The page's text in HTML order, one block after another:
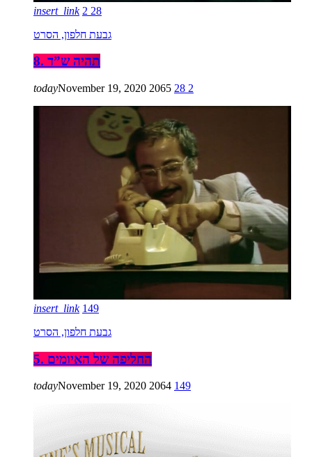
insert_link 2 28
גבעת חלפון, הסרט
8. תהיה ש”ד
todayNovember 19, 2020 2065 28 2
insert_link 149
גבעת חלפון, הסרט
5. החליפה של האיומים
todayNovember 19, 2020 2064 149